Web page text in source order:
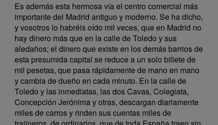
Es además esta hermosa vía el centro comercial más
importante del Madrid antiguo y moderno. Se ha dicho,
y vosotros lo habréis oído mil veces, que en Madrid no
hay dinero más que en la calle de Toledo y sus
aledaños; el dinero que existe en los demás barrios de
esta presumida capital se reduce a un solo billete de
mil pesetas, que pasa rápidamente de mano en mano
y cambia de dueño en cada minuto. En la calle de
Toledo y las inmediatas, las dos Cavas, Colegiata,
Concepción Jerónima y otras, descargan diariamente
miles de carros y rinden sus cuentas miles de